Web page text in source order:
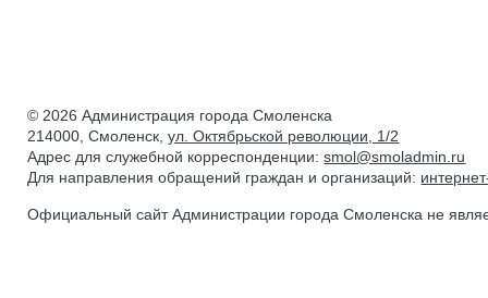
© 2026 Администрация города Смоленска
214000, Смоленск,ул. Октябрьской революции, 1/2
Адрес для служебной корреспонденции:smol@smoladmin.ru
Для направления обращений граждан и организаций:
Официальный сайт Администрации города Смоленска не